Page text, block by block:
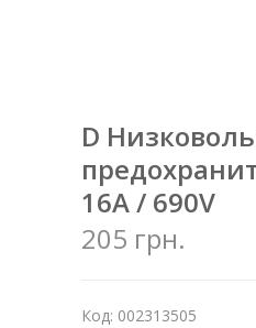
D
16A / 690V
205 грн.
Код: 002313505